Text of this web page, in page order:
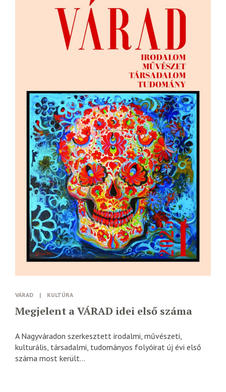
VÁRAD | KULTÚRA
Megjelent a VÁRAD idei első száma
A Nagyváradon szerkesztett irodalmi, művészeti,
kulturális, társadalmi, tudományos folyóirat új évi első
száma most került...